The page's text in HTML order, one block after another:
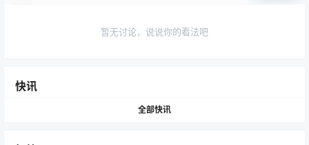
暂无讨论，说说你的看法吧
快讯
全部快讯